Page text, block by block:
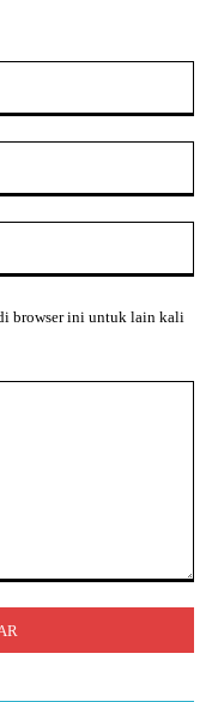
browser ini untuk lain kali